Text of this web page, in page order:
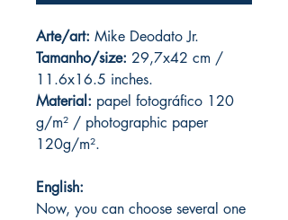
Arte/art: Mike Deodato Jr.
Tamanho/size: 29,7x42 cm /
11.6x16.5 inches.
Material: papel fotográfico 120
g/m² / photographic paper
120g/m².
English:
Now, you can choose several one